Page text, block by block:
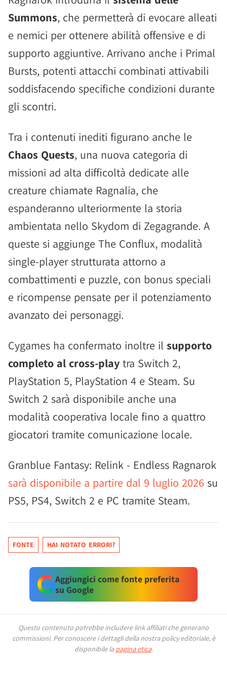
Summons, che permetterà di evocare alleati
e nemici per ottenere abilità offensive e di
supporto aggiuntive. Arrivano anche i Primal
Bursts, potenti attacchi combinati attivabili
soddisfacendo specifiche condizioni durante
gli scontri.
Tra i contenuti inediti figurano anche le
Chaos Quests, una nuova categoria di
missioni ad alta difficoltà dedicate alle
creature chiamate Ragnalia, che
espanderanno ulteriormente la storia
ambientata nello Skydom di Zegagrande. A
queste si aggiunge The Conflux, modalità
single-player strutturata attorno a
combattimenti e puzzle, con bonus speciali
e ricompense pensate per il potenziamento
avanzato dei personaggi.
Cygames ha confermato inoltre il supporto
completo al cross-play tra Switch 2,
PlayStation 5, PlayStation 4 e Steam. Su
Switch 2 sarà disponibile anche una
modalità cooperativa locale fino a quattro
giocatori tramite comunicazione locale.
Granblue Fantasy: Relink - Endless Ragnarok
sarà disponibile a partire dal 9 luglio 2026 su
PS5, PS4, Switch 2 e PC tramite Steam.
FONTE HAI NOTATO ERRORI?
Aggiungici come fonte preferita
su Google
Questo contenuto potrebbe includere link affiliati che generano
commissioni. Per conoscere i dettagli della nostra policy editoriale, è
disponibile la pagina etica.